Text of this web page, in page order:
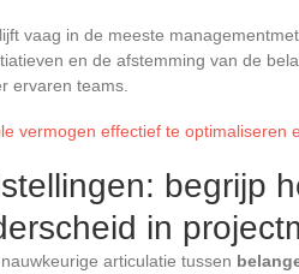
vaag in de meeste
en de afstemming van de
ervaren teams.
vermogen effectief te optimaliseren
begrijp
in
articulatie tussen